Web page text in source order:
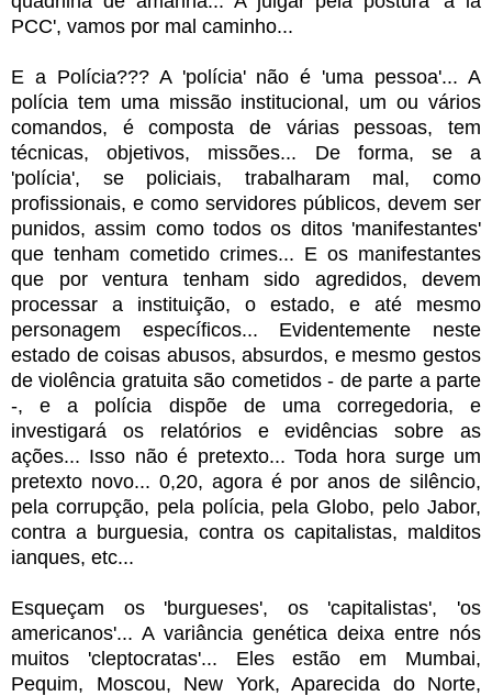
PCC', vamos por mal caminho...
E a Polícia??? A 'polícia' não é 'uma pessoa'... A
polícia tem uma missão institucional, um ou vários
comandos, é composta de várias pessoas, tem
técnicas, objetivos, missões... De forma, se a
'polícia', se policiais, trabalharam mal, como
profissionais, e como servidores públicos, devem ser
punidos, assim como todos os ditos 'manifestantes'
que tenham cometido crimes... E os manifestantes
que por ventura tenham sido agredidos, devem
processar a instituição, o estado, e até mesmo
personagem específicos... Evidentemente neste
estado de coisas abusos, absurdos, e mesmo gestos
de violência gratuita são cometidos - de parte a parte
-, e a polícia dispõe de uma corregedoria, e
investigará os relatórios e evidências sobre as
ações... Isso não é pretexto... Toda hora surge um
pretexto novo... 0,20, agora é por anos de silêncio,
pela corrupção, pela polícia, pela Globo, pelo Jabor,
contra a burguesia, contra os capitalistas, malditos
ianques, etc...
Esqueçam os 'burgueses', os 'capitalistas', 'os
americanos'... A variância genética deixa entre nós
muitos 'cleptocratas'... Eles estão em Mumbai,
Pequim, Moscou, New York, Aparecida do Norte,